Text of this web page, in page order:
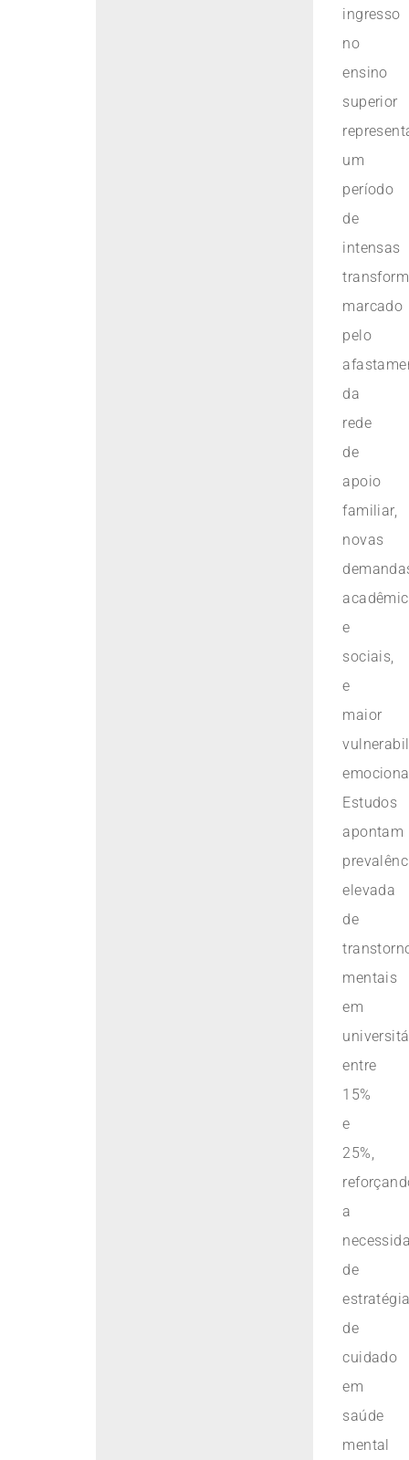
ingresso
no
ensino
superior
um
período
de
intensas
marcado
pelo
da
rede
de
apoio
familiar,
novas
e
sociais,
e
maior
Estudos
apontam
elevada
de
mentais
em
entre
15%
e
25%,
a
de
de
cuidado
em
saúde
mental